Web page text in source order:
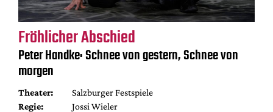
Fröhlicher Abschied
Peter Handke: Schnee von gestern, Schnee von
morgen
Theater:
Salzburger Festspiele
Regie:
Jossi Wieler